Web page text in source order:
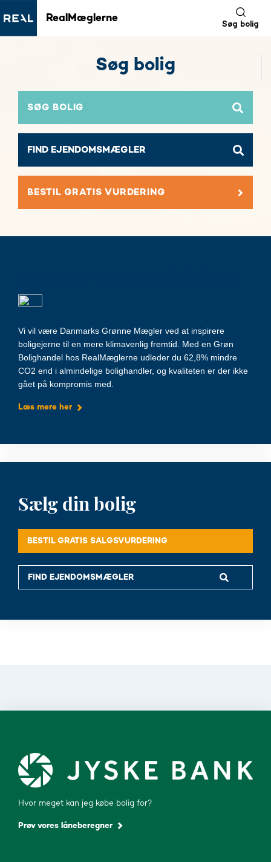
RealMæglerne
Søg bolig
Søg bolig
SØG BOLIG
BESTIL GRATIS VURDERING
Vi vil være Danmarks Grønne Mægler ved at inspirere
boligejerne til en mere klimavenlig fremtid. Med en Grøn
Bolighandel hos RealMæglerne udleder du 62,8% mindre
CO2 end i almindelige bolighandler, og kvaliteten er der ikke
gået på kompromis med.
Læs mere her
Sælg din bolig
BESTIL GRATIS SALGSVURDERING
Hvor meget kan jeg købe bolig for?
Prøv vores låneberegner